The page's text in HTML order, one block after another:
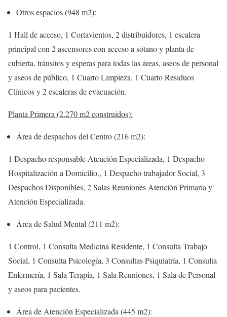
Otros espacios (948 m2):
1 Hall de acceso, 1 Cortavientos, 2 distribuidores, 1 escalera
principal con 2 ascensores con acceso a sótano y planta de
cubierta, tránsitos y esperas para todas las áreas, aseos de personal
y aseos de público, 1 Cuarto Limpieza, 1 Cuarto Residuos
Clínicos y 2 escaleras de evacuación.
Planta Primera (2.270 m2 construidos):
Área de despachos del Centro (216 m2):
1 Despacho responsable Atención Especializada, 1 Despacho
Hospitalización a Domicilio., 1 Despacho trabajador Social, 3
Despachos Disponibles, 2 Salas Reuniones Atención Primaria y
Atención Especializada.
Área de Salud Mental (211 m2):
1 Control, 1 Consulta Medicina Residente, 1 Consulta Trabajo
Social, 1 Consulta Psicología, 3 Consultas Psiquiatría, 1 Consulta
Enfermería, 1 Sala Terapia, 1 Sala Reuniones, 1 Sala de Personal
y aseos para pacientes.
Área de Atención Especializada (445 m2):